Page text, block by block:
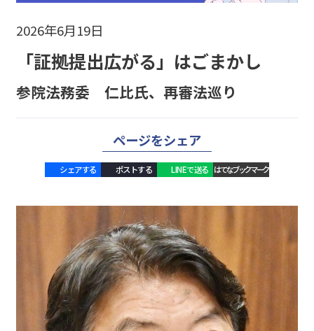
2026年6月19日
「証拠提出広がる」はごまかし
参院法務委 仁比氏、再審法巡り
ページをシェア
シェアする ポストする LINEで送る はてなブックマーク